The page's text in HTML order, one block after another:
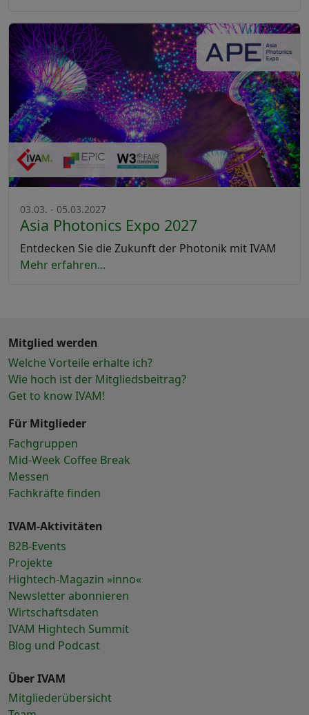
03.03. - 05.03.2027
Asia Photonics Expo 2027
Entdecken Sie die Zukunft der Photonik mit IVAM
Mehr erfahren...
Mitglied werden
Welche Vorteile erhalte ich?
Wie hoch ist der Mitgliedsbeitrag?
Get to know IVAM!
Für Mitglieder
Fachgruppen
Mid-Week Coffee Break
Messen
Fachkräfte finden
IVAM-Aktivitäten
B2B-Events
Projekte
Hightech-Magazin »inno«
Newsletter abonnieren
Wirtschaftsdaten
IVAM Hightech Summit
Blog und Podcast
Über IVAM
Mitgliederübersicht